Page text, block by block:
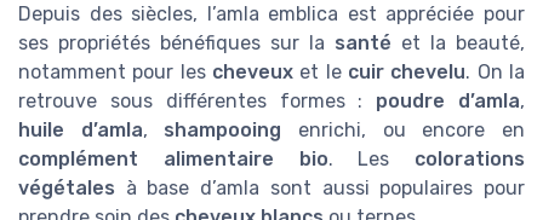
Depuis des siècles, l’amla emblica est appréciée pour
ses propriétés bénéfiques sur la santé et la beauté,
notamment pour les cheveux et le cuir chevelu. On la
retrouve sous différentes formes : poudre d’amla,
huile d’amla, shampooing enrichi, ou encore en
complément alimentaire bio. Les colorations
végétales à base d’amla sont aussi populaires pour